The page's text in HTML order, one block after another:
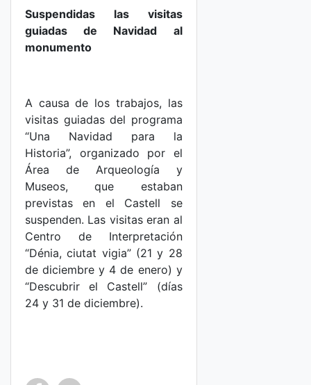
Suspendidas las visitas
guiadas de Navidad al
monumento
A causa de los trabajos, las
visitas guiadas del programa
“Una Navidad para la
Historia”, organizado por el
Área de Arqueología y
Museos, que estaban
previstas en el Castell se
suspenden. Las visitas eran al
Centro de Interpretación
“Dénia, ciutat vigia” (21 y 28
de diciembre y 4 de enero) y
“Descubrir el Castell” (días
24 y 31 de diciembre).